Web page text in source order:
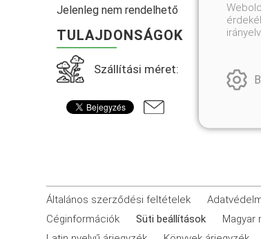
Jelenleg nem rendelhető
TULAJDONSÁGOK
Szállítási méret:
Általános szerződési feltételek
Céginformációk
Süti beállítások
Magyar